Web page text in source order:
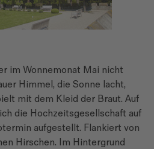
im Wonnemonat Mai nicht
Himmel, die Sonne lacht,
mit dem Kleid der Braut. Auf
die Hochzeitsgesellschaft auf
aufgestellt. Flankiert von
Hirschen. Im Hintergrund